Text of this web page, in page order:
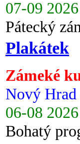
07-09 2026
Pátecký
Plakátek
Zámeké
Nový
06-08 2026
Bohatý